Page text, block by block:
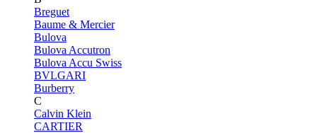
Breguet
Baume & Mercier
Bulova
Bulova Accutron
Bulova Accu Swiss
BVLGARI
Burberry
C
Calvin Klein
CARTIER